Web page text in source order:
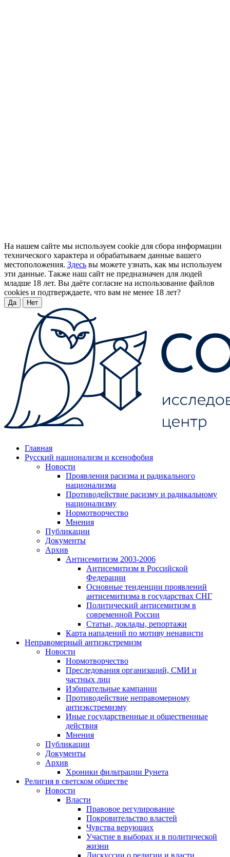
На нашем сайте мы используем cookie для сбора информации
технического характера и обрабатываем данные вашего
местоположения. Здесь вы можете узнать, как мы используем
эти данные. Также наш сайт не предназначен для людей
младше 18 лет. Вы даёте согласие на использование файлов
cookies и подтверждаете, что вам не менее 18 лет?
Да Нет
Главная
Русский национализм и ксенофобия
Новости
Проявления расизма и радикального
национализма
Противодействие расизму и радикальному
национализму
Нормотворчество
Мнения
Публикации
Документы
Архив
Антисемитизм 2003-2006
Антисемитизм в Российской
Федерации
Основные тенденции проявлений
антисемитизма в государствах СНГ
Политический антисемитизм в
современной России
Статьи, доклады, репортажи
Карта нападений по мотиву ненависти
Неправомерный антиэкстремизм
Новости
Нормотворчество
Преследования организаций, СМИ и
частных лиц
Избирательные кампании
Противодействие неправомерному
антиэкстремизму
Иные государственные и общественные
действия
Мнения
Публикации
Документы
Архив
Хроники фильтрации Рунета
Религия в светском обществе
Новости
Власти
Правовое регулирование
Покровительство властей
Чувства верующих
Участие в выборах и в политической
жизни